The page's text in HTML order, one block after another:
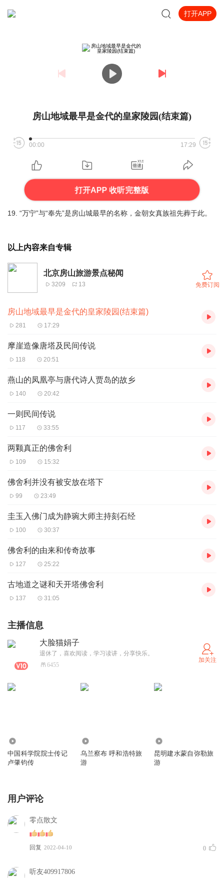
打开APP
房山地域最早是金代的皇家陵园(结束篇)
00:00 17:29
打开APP 收听完整版
19. “万宁”与“奉先”是房山城最早的名称，金朝女真族祖先葬于此。
以上内容来自专辑
北京房山旅游景点秘闻
3209 13 免费订阅
房山地域最早是金代的皇家陵园(结束篇)
281 17:29
摩崖造像唐塔及民间传说
118 20:51
燕山的凤凰亭与唐代诗人贾岛的故乡
140 20:42
一则民间传说
117 33:55
两颗真正的佛舍利
109 15:32
佛舍利并没有被安放在塔下
99 23:49
圭玉入佛门成为静琬大师主持刻石经
100 30:37
佛舍利的由来和传奇故事
127 25:22
古地道之谜和天开塔佛舍利
137 31:05
主播信息
大脸猫娟子
退休了，喜欢阅读，学习读讲，分享快乐。
6455
加关注
中国科学院院士传记
卢肇钧传
乌兰察布 呼和浩特旅
游
昆明建水蒙自弥勒旅
游
用户评论
零点散文
回复 2022-04-10 0
听友409917806